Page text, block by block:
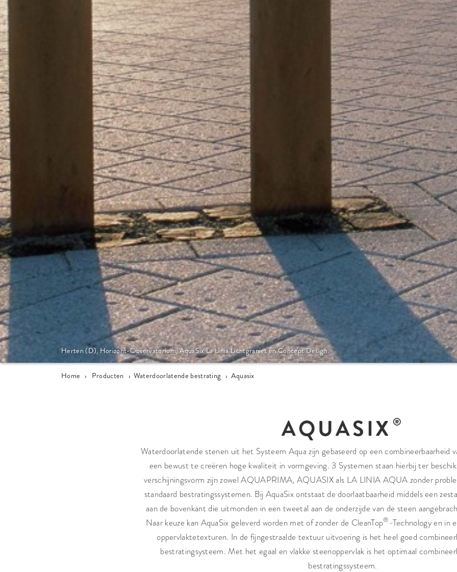
Herten (D), Horizont-Observatorium, AquaSix La Linia Lichtgraniet en Concept Design.
Home › Producten › Waterdoorlatende bestrating › Aquasix
AQUASIX
Waterdoorlatende stenen uit het Systeem Aqua zijn gebaseerd op een combineerbaarheid
een bewust te creëren hoge kwaliteit in vormgeving. 3 Systemen staan hierbij ter
verschijningsvorm zijn zowel AQUAPRIMA, AQUASIX als LA LINIA AQUA zonder
standaard bestratingssystemen. Bij AquaSix ontstaat de doorlaatbaarheid middels een
aan de bovenkant die uitmonden in een tweetal aan de onderzijde van de steen
Naar keuze kan AquaSix geleverd worden met of zonder de CleanTop® -Technology en in
oppervlaktetexturen. In de fijngestraalde textuur uitvoering is het heel goed
bestratingsysteem. Met het egaal en vlakke steenoppervlak is het optimaal
bestratingssysteem.